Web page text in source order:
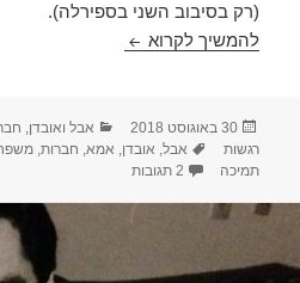
(רק בסיבוב השני בספירלה).
להמשיך לקרוא ספירת מלאי: עשור
פורסם
בתאריך
30 באוגוסט 2018 קטגוריות
אבל ואובדן,
רגשות
תגיות
אבל, אובדן, אמא, חברות,
תמיכה
2 תגובות על ספירת מלאי: עשור